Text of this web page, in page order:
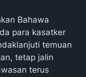
Bahawa
para kasatker
temuan
tetap jalin
terus